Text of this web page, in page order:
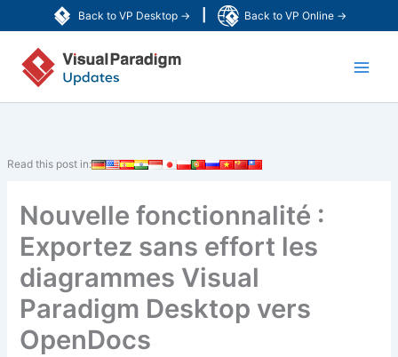
Back to VP Desktop → Back to VP Online →
au
contenu
Read this post in:
Nouvelle fonctionnalité :
Exportez sans effort les
diagrammes Visual
Paradigm Desktop vers
OpenDocs